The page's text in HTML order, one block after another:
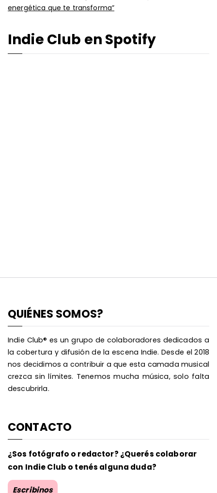
energética que te transforma”
Indie Club en Spotify
QUIÉNES SOMOS?
Indie Club® es un grupo de colaboradores dedicados a
la cobertura y difusión de la escena Indie. Desde el 2018
nos decidimos a contribuir a que esta camada musical
crezca sin límites. Tenemos mucha música, solo falta
descubrirla.
CONTACTO
¿Sos fotógrafo o redactor? ¿Querés colaborar
con Indie Club o tenés alguna duda?
Escribinos